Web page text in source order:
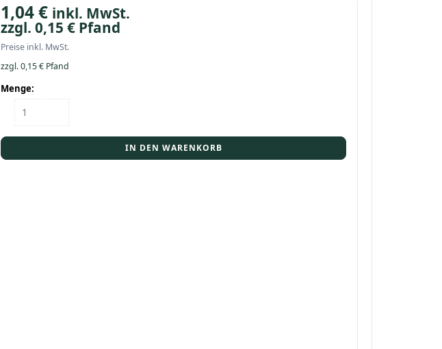
1,04€ inkl. MwSt.
zzgl. 0,15 € Pfand
Preise inkl. MwSt.
zzgl.0,15€ Pfand
Menge:
Flasche
Gerri
Menge
IN DEN WARENKORB